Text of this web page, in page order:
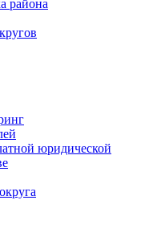
района
юридической